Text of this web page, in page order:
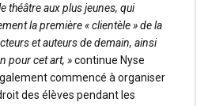
théâtre aux plus jeunes, qui
la première « clientèle » de la
et auteurs de demain, ainsi
pour cet art, »continue Nyse
commencé à organiser
des élèves pendant les